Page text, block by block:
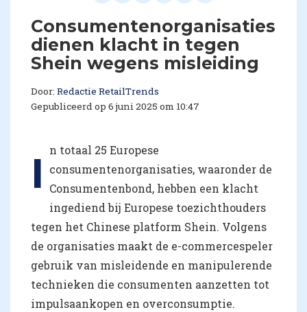
Consumentenorganisaties
dienen klacht in tegen
Shein wegens misleiding
Door: Redactie RetailTrends
Gepubliceerd op 6 juni 2025 om 10:47
I
n totaal 25 Europese
consumentenorganisaties, waaronder de
Consumentenbond, hebben een klacht
ingediend bij Europese toezichthouders
tegen het Chinese platform Shein. Volgens
de organisaties maakt de e-commercespeler
gebruik van misleidende en manipulerende
technieken die consumenten aanzetten tot
impulsaankopen en overconsumptie.